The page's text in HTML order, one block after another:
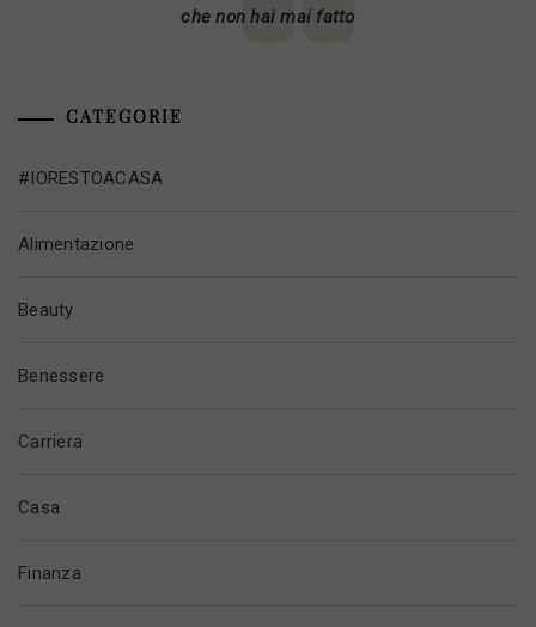
che non hai mai fatto
CATEGORIE
#IORESTOACASA
Alimentazione
Beauty
Benessere
Carriera
Casa
Finanza